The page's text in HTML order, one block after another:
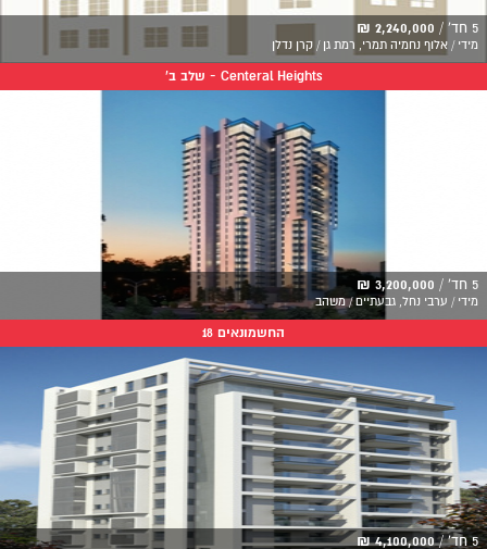
5 חד' / 2,240,000 ₪
מידי / אלוף נחמיה תמרי, רמת גן / קרן נדלן
Centeral Heights - שלב ב'
5 חד' / 3,200,000 ₪
מידי / ערבי נחל, גבעתיים / משהב
החשמונאים 18
5 חד' / 4,100,000 ₪